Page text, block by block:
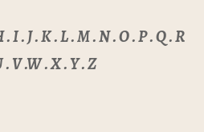
I . J . K . L . M . N . O . P . Q . R
. V .W . X . Y . Z